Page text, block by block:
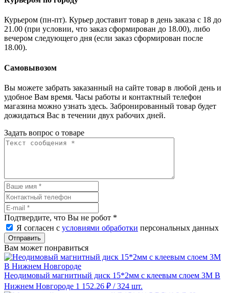
Курьером (пн-пт). Курьер доставит товар в день заказа с 18 до
21.00 (при условии, что заказ сформирован до 18.00), либо
вечером следующего дня (если заказ сформирован после
18.00).
Самовывозом
Вы можете забрать заказанный на сайте товар в любой день и
удобное Вам время. Часы работы и контактный телефон
магазина можно узнать здесь. Забронированный товар будет
дожидаться Вас в течении двух рабочих дней.
Задать вопрос о товаре
Подтвердите, что Вы не робот *
Я согласен с условиями обработки персональных данных
Отправить
Вам может понравиться
Неодимовый магнитный диск 15*2мм с клеевым слоем 3М В
Нижнем Новгороде 1 152.26 ₽ / 324 шт.